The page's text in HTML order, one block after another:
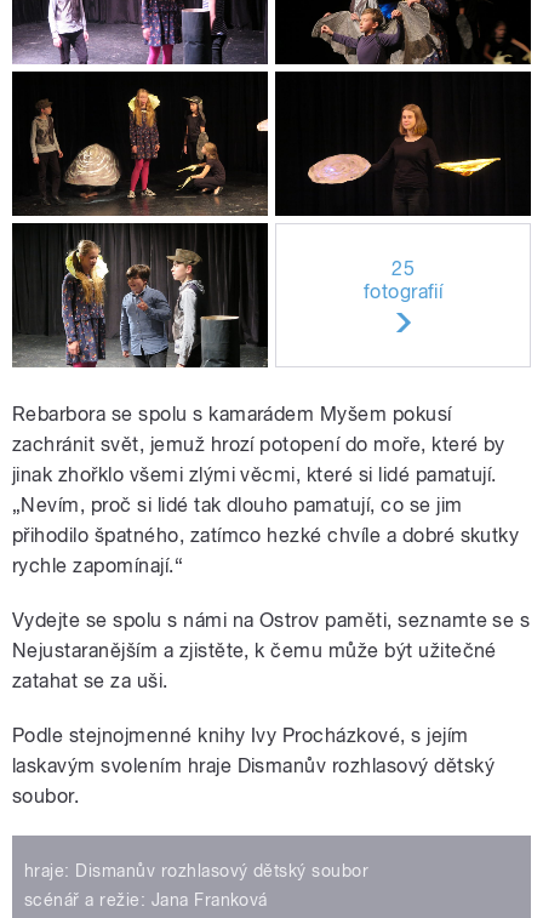
25
fotografií
Rebarbora se spolu s kamarádem Myšem pokusí
zachránit svět, jemuž hrozí potopení do moře, které by
jinak zhořklo všemi zlými věcmi, které si lidé pamatují.
„Nevím, proč si lidé tak dlouho pamatují, co se jim
přihodilo špatného, zatímco hezké chvíle a dobré skutky
rychle zapomínají.“
Vydejte se spolu s námi na Ostrov paměti, seznamte se s
Nejustaranějším a zjistěte, k čemu může být užitečné
zatahat se za uši.
Podle stejnojmenné knihy Ivy Procházkové, s jejím
laskavým svolením hraje Dismanův rozhlasový dětský
soubor.
hraje: Dismanův rozhlasový dětský soubor
scénář a režie: Jana Franková